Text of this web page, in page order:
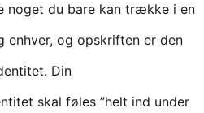
noget du bare kan trække i en
enhver, og opskriften er den
Din
skal føles ”helt ind under